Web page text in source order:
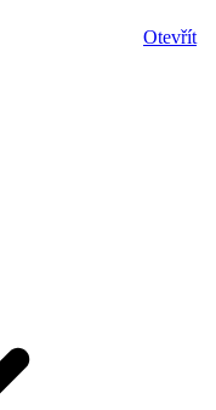
Otevřít